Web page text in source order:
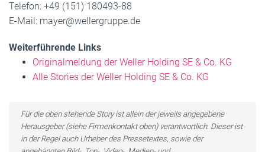
Telefon: +49 (151) 180493-88
E-Mail: mayer@wellergruppe.de
Weiterführende Links
Originalmeldung der Weller Holding SE & Co. KG
Alle Stories der Weller Holding SE & Co. KG
Für die oben stehende Story ist allein der jeweils angegebene
Herausgeber (siehe Firmenkontakt oben) verantwortlich. Dieser ist
in der Regel auch Urheber des Pressetextes, sowie der